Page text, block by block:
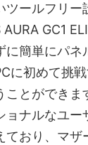
ツールフリー
GC1
に簡単にパネ
に初めて挑
ことができま
ョナルなユー
ており、マザ